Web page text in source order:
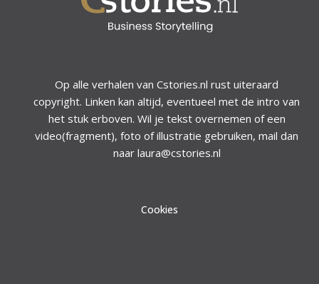
Op alle verhalen van Cstories.nl rust uiteraard
copyright. Linken kan altijd, eventueel met de intro van
het stuk erboven. Wil je tekst overnemen of een
video(fragment), foto of illustratie gebruiken, mail dan
naar laura@cstories.nl
Cookies